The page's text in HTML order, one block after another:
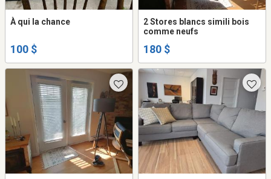
À qui la chance
100 $
2 Stores blancs simili bois
comme neufs
180 $